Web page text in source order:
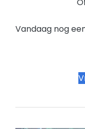
Vandaag nog